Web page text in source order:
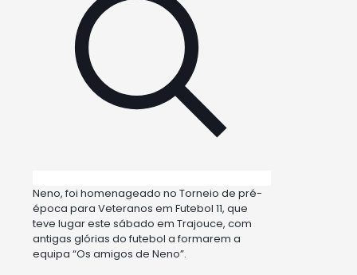
Neno, foi homenageado no Torneio de pré-
época para Veteranos em Futebol 11, que
teve lugar este sábado em Trajouce, com
antigas glórias do futebol a formarem a
equipa “Os amigos de Neno”.